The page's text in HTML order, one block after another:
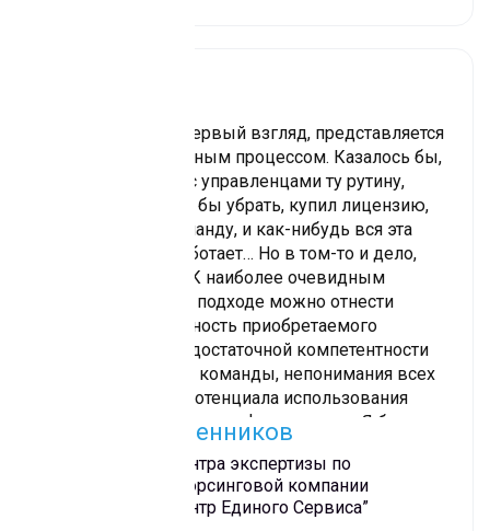
Роботизация, на первый взгляд, представляется
не особенно сложным процессом. Казалось бы,
выделил вместе с управленцами ту рутину,
которую хотелось бы убрать, купил лицензию,
сформировал команду, и как-нибудь вся эта
конструкция заработает… Но в том-то и дело,
что “как-нибудь”. К наиболее очевидным
рискам при таком подходе можно отнести
недоиспользованность приобретаемого
ресурса в силу недостаточной компетентности
членов проектной команды, непонимания всех
возможностей и потенциала использования
имеющегося у системы функционала. Я бы
рекомендовал обращаться к опытным
интегратором: они сделают и настроят все так,
чтобы RPA максимально отвечала
потребностям именно вашей компании и, как и
Виктор Масленников
Руководитель Центра экспертизы по
роботизации аутсорсинговой компании
“Северсталь – Центр Единого Сервиса”